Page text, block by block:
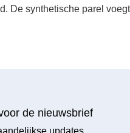
De synthetische parel
de nieuwsbrief
updates